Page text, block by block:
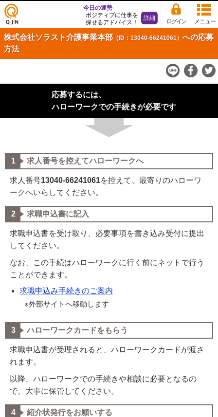
仕事
探し
の求
Q-Ji
メニュー
ログイン
今日の運勢
ポジティブに仕事を
探せるアドバイス！
詳細
株式会社ソラスト介護事業本部（ID：13040-66241061） への応募
方法
応募するには、
ハローワークでの手続きが必要です
求人番号を控えてハローワークへ
求人番号13040-66241061を控えて、最寄りのハローワ
ークへいらしてください。
求職申込書に記入
求職申込書を受け取り、必要事項を書き込み受付に提出
してください。
なお、この手続はハローワークに行く前にネットで行う
ことができます。
求職申込み手続きのご案内
※外部サイトへ移動します
ハローワークカードをもらう
求職申込書が受理されると、ハローワークカードが渡さ
れます。
以降、ハローワークでの手続きや相談に必要となるの
で、大事に保管してください。
紹介状発行をお願いする